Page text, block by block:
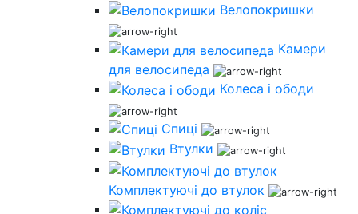
Велопокришки
Камери
для велосипеда
Колеса і ободи
Спиці
Втулки
Комплектуючі до втулок